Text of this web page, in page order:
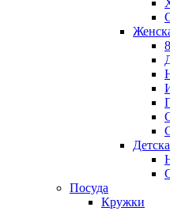
Посуда
Кружки